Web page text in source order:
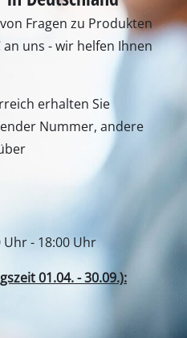
Fragen zu Produkten
an uns - wir helfen Ihnen
erhalten Sie
Nummer, andere
Uhr - 18:00 Uhr
01.04. - 30.09.):